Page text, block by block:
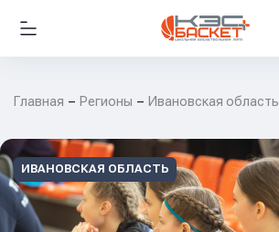
Главная Регионы Ивановская область
ИВАНОВСКАЯ ОБЛАСТЬ